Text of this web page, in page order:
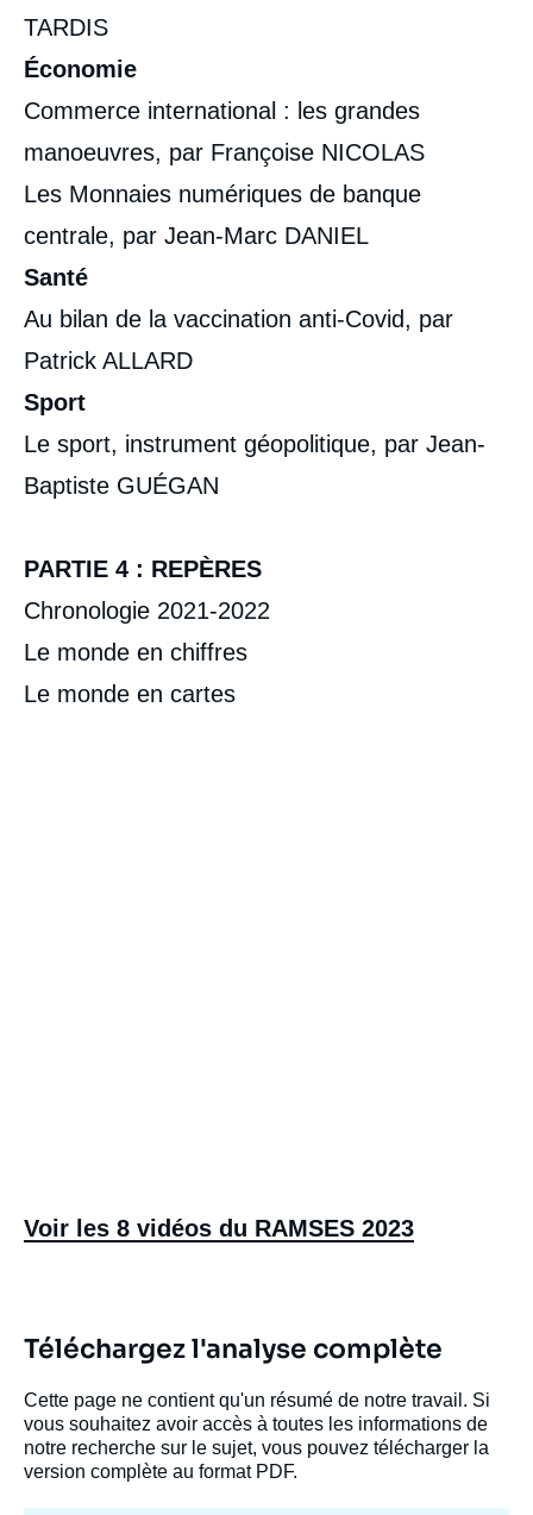
TARDIS
Économie
Commerce international : les grandes
manoeuvres, par Françoise NICOLAS
Les Monnaies numériques de banque
centrale, par Jean-Marc DANIEL
Santé
Au bilan de la vaccination anti-Covid, par
Patrick ALLARD
Sport
Le sport, instrument géopolitique, par Jean-
Baptiste GUÉGAN
PARTIE 4 : REPÈRES
Chronologie 2021-2022
Le monde en chiffres
Le monde en cartes
Voir les 8 vidéos du RAMSES 2023
Téléchargez l'analyse complète
Cette page ne contient qu'un résumé de notre travail. Si
vous souhaitez avoir accès à toutes les informations de
notre recherche sur le sujet, vous pouvez télécharger la
version complète au format PDF.